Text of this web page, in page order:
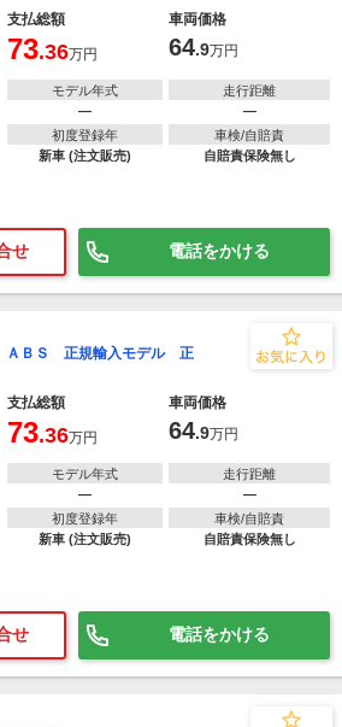
支払総額
車両価格
73.36万円 64.9万円
モデル年式
―
走行距離
―
初度登録年
新車 (注文販売)
車検/自賠責
自賠責保険無し
せ 電話をかける
ＡＢＳ 正規輸入モデル 正
支払総額
車両価格
73.36万円 64.9万円
モデル年式
―
走行距離
―
初度登録年
新車 (注文販売)
車検/自賠責
自賠責保険無し
せ 電話をかける